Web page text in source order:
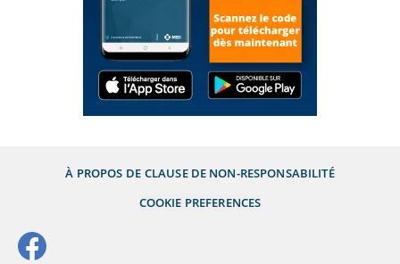
À PROPOS DE CLAUSE DE NON-RESPONSABILITÉ
COOKIE PREFERENCES